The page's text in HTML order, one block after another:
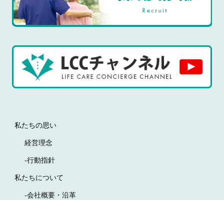
私たちの思い
経営理念
-行動指針
私たちについて
-会社概要・沿革